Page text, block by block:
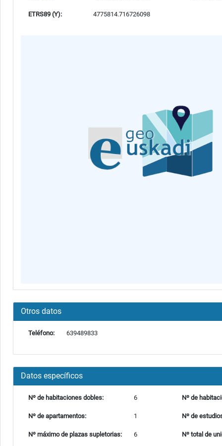
ETRS89 (Y): 4775814.716726098
Otros datos
Teléfono: 639489833
Datos específicos
Nº de habitaciones dobles: 6 Nº de
Nº de apartamentos: 1 Nº de
Nº máximo de plazas supletorias: 6 Nº total de